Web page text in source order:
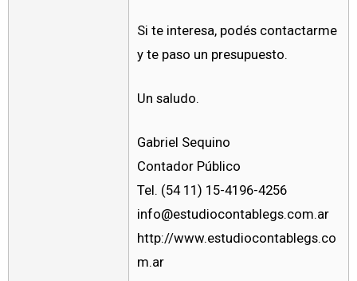
Si te interesa, podés contactarme
y te paso un presupuesto.
Un saludo.
Gabriel Sequino
Contador Público
Tel. (54 11) 15-4196-4256
info@estudiocontablegs.com.ar
http://www.estudiocontablegs.co
m.ar